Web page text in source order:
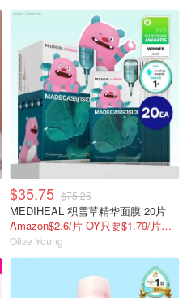
$35.75 $75.26
MEDIHEAL 积雪草精华面膜 20片
Amazon$2.6/片 OY只要$1.79/片，还送3件礼
Olive Young